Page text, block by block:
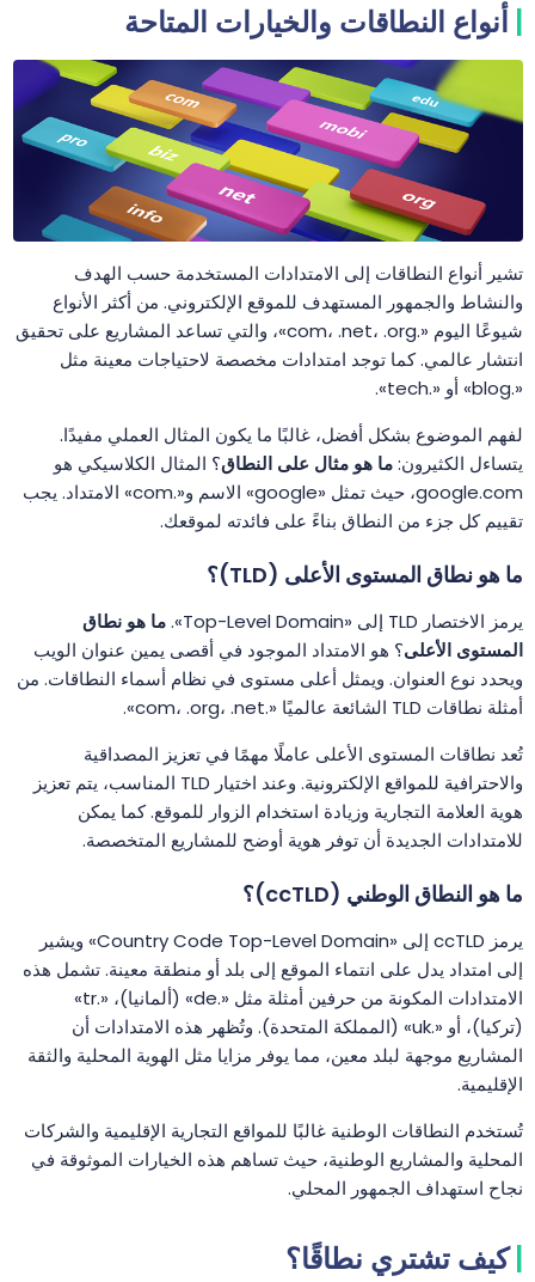
أنواع النطاقات والخيارات المتاحة
تشير أنواع النطاقات إلى الامتدادات المستخدمة حسب الهدف
والنشاط والجمهور المستهدف للموقع الإلكتروني. من أكثر الأنواع
شيوعًا اليوم «.com، .net، .org»، والتي تساعد المشاريع على تحقيق
انتشار عالمي. كما توجد امتدادات مخصصة لاحتياجات معينة مثل
«.blog» أو «.tech».
لفهم الموضوع بشكل أفضل، غالبًا ما يكون المثال العملي مفيدًا.
يتساءل الكثيرون:ما هو مثال على النطاق؟ المثال الكلاسيكي هو
google.com، حيث تمثل «google» الاسم و«.com» الامتداد. يجب
تقييم كل جزء من النطاق بناءً على فائدته لموقعك.
ما هو نطاق المستوى الأعلى (TLD)؟
يرمز الاختصار TLD إلى «Top-Level Domain».
ما هو نطاق
المستوى الأعلى؟ هو الامتداد الموجود في أقصى يمين عنوان الويب
ويحدد نوع العنوان. ويمثل أعلى مستوى في نظام أسماء النطاقات. من
أمثلة نطاقات TLD الشائعة عالميًا «.com، .org، .net».
تُعد نطاقات المستوى الأعلى عاملًا مهمًا في تعزيز المصداقية
والاحترافية للمواقع الإلكترونية. وعند اختيار TLD المناسب، يتم تعزيز
هوية العلامة التجارية وزيادة استخدام الزوار للموقع. كما يمكن
للامتدادات الجديدة أن توفر هوية أوضح للمشاريع المتخصصة.
ما هو النطاق الوطني (ccTLD)؟
يرمز ccTLD إلى «Country Code Top-Level Domain» ويشير
إلى امتداد يدل على انتماء الموقع إلى بلد أو منطقة معينة. تشمل هذه
الامتدادات المكونة من حرفين أمثلة مثل «.de» (ألمانيا)، «.tr»
(تركيا)، أو «.uk» (المملكة المتحدة). وتُظهر هذه الامتدادات أن
المشاريع موجهة لبلد معين، مما يوفر مزايا مثل الهوية المحلية والثقة
الإقليمية.
تُستخدم النطاقات الوطنية غالبًا للمواقع التجارية الإقليمية والشركات
المحلية والمشاريع الوطنية، حيث تساهم هذه الخيارات الموثوقة في
نجاح استهداف الجمهور المحلي.
كيف تشتري نطاقًا؟